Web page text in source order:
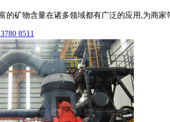
的矿物含量在诸多领域都有广泛的应用,为商
8511